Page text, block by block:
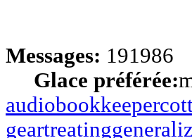
Messages: 191986
Glace préférée:
audiobookkeeper
geartreating